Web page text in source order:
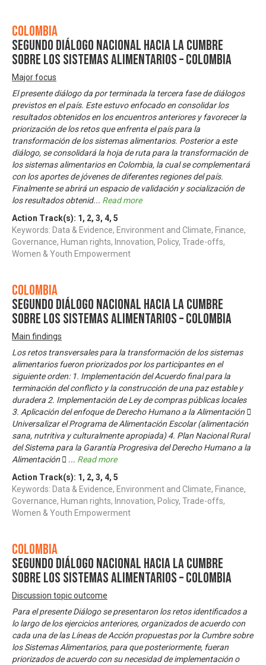
Colombia
Segundo Diálogo Nacional hacia la Cumbre
sobre los Sistemas Alimentarios – Colombia
Major focus
El presente diálogo da por terminada la tercera fase de diálogos
previstos en el país. Este estuvo enfocado en consolidar los
resultados obtenidos en los encuentros anteriores y favorecer la
priorización de los retos que enfrenta el país para la
transformación de los sistemas alimentarios. Posterior a este
diálogo, se consolidará la hoja de ruta para la transformación de
los sistemas alimentarios en Colombia, la cual se complementará
con los aportes de jóvenes de diferentes regiones del país.
Finalmente se abrirá un espacio de validación y socialización de
los resultados obtenid... Read more
Action Track(s): 1 , 2, 3, 4, 5
Keywords: Data & Evidence, Environment and Climate, Finance,
Governance, Human rights, Innovation, Policy, Trade-offs,
Women & Youth Empowerment
Colombia
Segundo Diálogo Nacional hacia la Cumbre
sobre los Sistemas Alimentarios – Colombia
Main findings
Los retos transversales para la transformación de los sistemas
alimentarios fueron priorizados por los participantes en el
siguiente orden: 1. Implementación del Acuerdo final para la
terminación del conflicto y la construcción de una paz estable y
duradera 2. Implementación de Ley de compras públicas locales
3. Aplicación del enfoque de Derecho Humano a la Alimentación 
Universalizar el Programa de Alimentación Escolar (alimentación
sana, nutritiva y culturalmente apropiada) 4. Plan Nacional Rural
del Sistema para la Garantía Progresiva del Derecho Humano a la
Alimentación  ... Read more
Action Track(s): 1 , 2, 3, 4, 5
Keywords: Data & Evidence, Environment and Climate, Finance,
Governance, Human rights, Innovation, Policy, Trade-offs,
Women & Youth Empowerment
Colombia
Segundo Diálogo Nacional hacia la Cumbre
sobre los Sistemas Alimentarios – Colombia
Discussion topic outcome
Para el presente Diálogo se presentaron los retos identificados a
lo largo de los ejercicios anteriores, organizados de acuerdo con
cada una de las Líneas de Acción propuestas por la Cumbre sobre
los Sistemas Alimentarios, para que posteriormente, fueran
priorizados de acuerdo con su necesidad de implementación o